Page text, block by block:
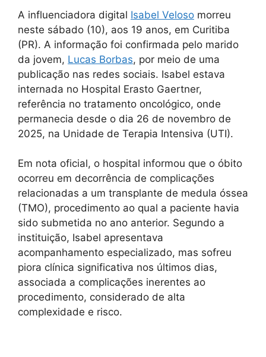
A influenciadora digital Isabel Veloso morreu
neste sábado (10), aos 19 anos, em Curitiba
(PR). A informação foi confirmada pelo marido
da jovem, Lucas Borbas, por meio de uma
publicação nas redes sociais. Isabel estava
internada no Hospital Erasto Gaertner,
referência no tratamento oncológico, onde
permanecia desde o dia 26 de novembro de
2025, na Unidade de Terapia Intensiva (UTI).
Em nota oficial, o hospital informou que o óbito
ocorreu em decorrência de complicações
relacionadas a um transplante de medula óssea
(TMO), procedimento ao qual a paciente havia
sido submetida no ano anterior. Segundo a
instituição, Isabel apresentava
acompanhamento especializado, mas sofreu
piora clínica significativa nos últimos dias,
associada a complicações inerentes ao
procedimento, considerado de alta
complexidade e risco.